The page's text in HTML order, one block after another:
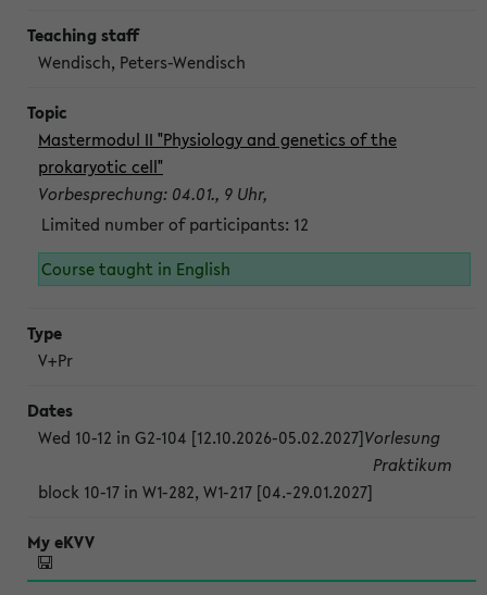
Wendisch, Peters-Wendisch
Mastermodul II "Physiology and genetics of the
prokaryotic cell"
Vorbesprechung: 04.01., 9 Uhr,
Limited number of participants: 12
Course taught in English
V+Pr
Wed 10-12 in G2-104 [12.10.2026-05.02.2027]Vorlesung
block 10-17 in W1-282, W1-217 [04.-29.01.2027]
Praktikum